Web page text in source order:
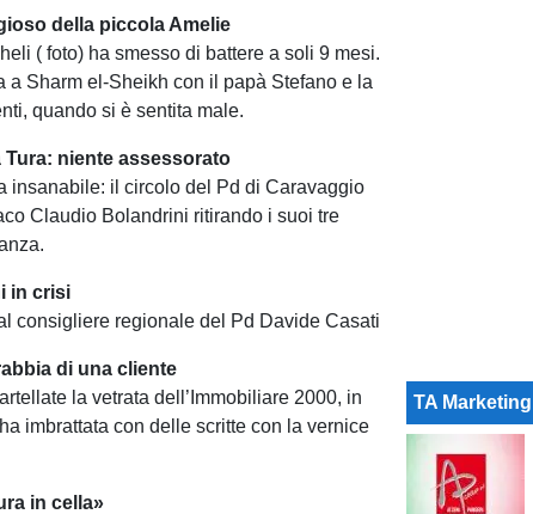
della piccola Amelie
( foto) ha smesso di battere a soli 9 mesi.
a Sharm el-Sheikh con il papà Stefano e la
quando si è sentita male.
niente assessorato
insanabile: il circolo del Pd di Caravaggio
Claudio Bolandrini ritirando i suoi tre
in crisi
consigliere regionale del Pd Davide Casati
di una cliente
la vetrata dell’Immobiliare 2000, in
imbrattata con delle scritte con la vernice
in cella»
TA Marketing